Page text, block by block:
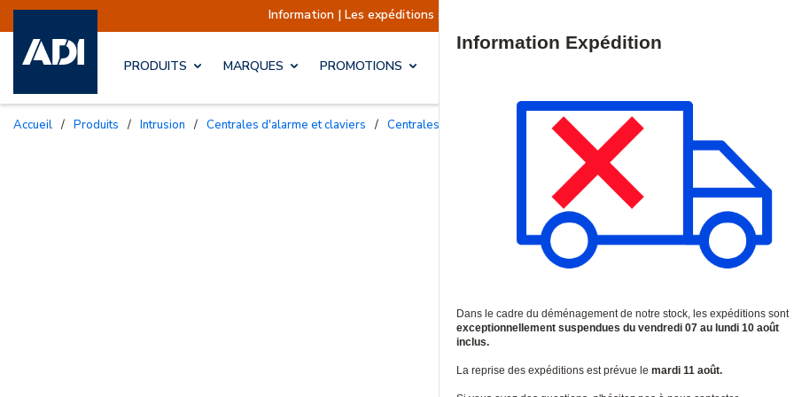
Information | Les expéditions sont actuellement suspendues Reprise prévue le
PRODUITS MARQUES PROMOTIONS
Accueil / Produits / Intrusion / Centrales d'alarme et claviers / Centrales d'alarme